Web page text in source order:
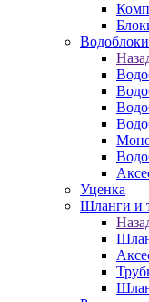
Водоблоки
Уценка
Шланги и